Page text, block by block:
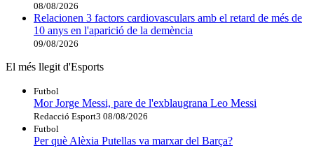
08/08/2026
Relacionen 3 factors cardiovasculars amb el retard de més de
10 anys en l'aparició de la demència
09/08/2026
El més llegit d'Esports
Futbol
Mor Jorge Messi, pare de l'exblaugrana Leo Messi
Redacció Esport3 08/08/2026
Futbol
Per què Alèxia Putellas va marxar del Barça?